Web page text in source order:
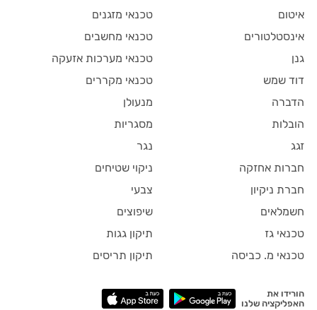
איטום
אינסטלטורים
גנן
דוד שמש
הדברה
הובלות
זגג
חברות אחזקה
חברת ניקיון
חשמלאים
טכנאי גז
טכנאי מ. כביסה
טכנאי מזגנים
טכנאי מחשבים
טכנאי מערכות אזעקה
טכנאי מקררים
מנעולן
מסגריות
נגר
ניקוי שטיחים
צבעי
שיפוצים
תיקון גגות
תיקון תריסים
הורידו את
האפליקציה שלנו